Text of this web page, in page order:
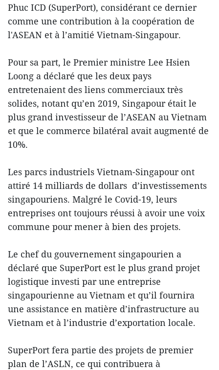
Phuc ICD (SuperPort), considérant ce dernier
comme une contribution à la coopération de
l'ASEAN et à l’amitié Vietnam-Singapour.
Pour sa part, le Premier ministre Lee Hsien
Loong a déclaré que les deux pays
entretenaient des liens commerciaux très
solides, notant qu’en 2019, Singapour était le
plus grand investisseur de l’ASEAN au Vietnam
et que le commerce bilatéral avait augmenté de
10%.
Les parcs industriels Vietnam-Singapour ont
attiré 14 milliards de dollars d’investissements
singapouriens. Malgré le Covid-19, leurs
entreprises ont toujours réussi à avoir une voix
commune pour mener à bien des projets.
Le chef du gouvernement singapourien a
déclaré que SuperPort est le plus grand projet
logistique investi par une entreprise
singapourienne au Vietnam et qu’il fournira
une assistance en matière d’infrastructure au
Vietnam et à l’industrie d’exportation locale.
SuperPort fera partie des projets de premier
plan de l’ASLN, ce qui contribuera à